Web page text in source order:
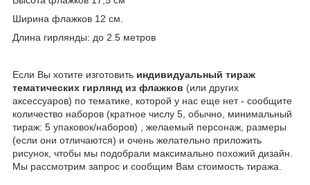
Ширина флажков 12 см.
Длина гирлянды: до 2.5 метров
Если Вы хотите изготовить индивидуальный тираж
тематических гирлянд из флажков (или других
аксессуаров) по тематике, которой у нас еще нет - сообщите
количество наборов (кратное числу 5, обычно, минимальный
тираж: 5 упаковок/наборов) , желаемый персонаж, размеры
(если они отличаются) и очень желательно приложить
рисунок, чтобы мы подобрали максимально похожий дизайн.
Мы рассмотрим запрос и сообщим Вам стоимость тиража.